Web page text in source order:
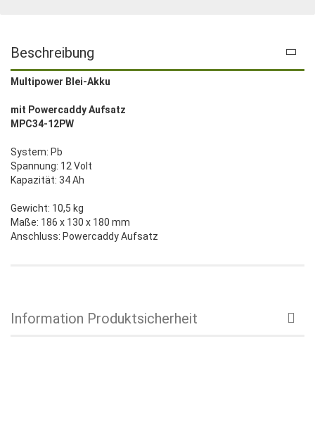
Beschreibung
Multipower Blei-Akku
mit Powercaddy Aufsatz
MPC34-12PW
System: Pb
Spannung: 12 Volt
Kapazität: 34 Ah
Gewicht: 10,5 kg
Maße: 186 x 130 x 180 mm
Anschluss: Powercaddy Aufsatz
Information Produktsicherheit